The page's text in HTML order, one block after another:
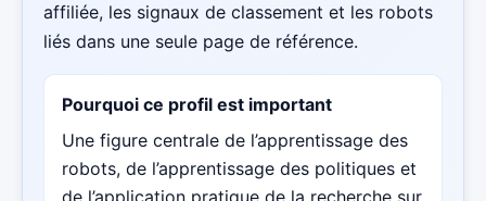
affiliée, les signaux de classement et les robots
liés dans une seule page de référence.
Pourquoi ce profil est important
Une figure centrale de l’apprentissage des
robots, de l’apprentissage des politiques et